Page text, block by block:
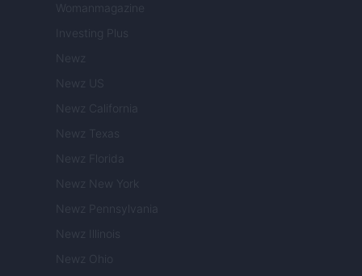
Womanmagazine
Investing Plus
Newz
Newz US
Newz California
Newz Texas
Newz Florida
Newz New York
Newz Pennsylvania
Newz Illinois
Newz Ohio